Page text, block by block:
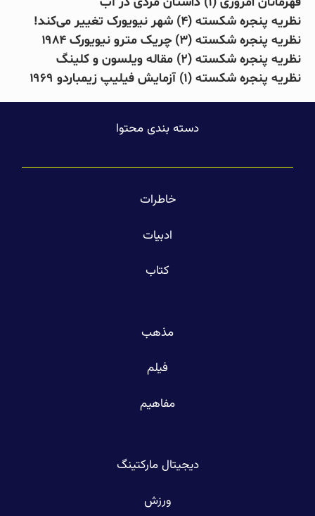
نظریه پنجره شکسته (۴) شهر نیویورک تغییر می‌کند!
نظریه پنجره شکسته (۳) چریک مترو نیویورک ۱۹۸۴
نظریه پنجره شکسته (۲) مقاله ویلسون و کلینگ
نظریه پنجره شکسته (۱) آزمایش فیلیپ زیمباردو ۱۹۶۹
دسته بندی محتوا
خاطرات
ادبیات
کتاب
مذهب
فیلم
مفاهیم
دیجیتال مارکتینگ
ورزش